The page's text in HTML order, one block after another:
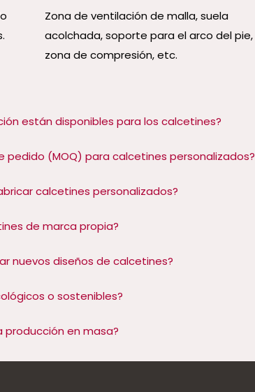
Zona de ventilación de malla, suela
acolchada, soporte para el arco del pie,
zona de compresión, etc.
están disponibles para los calcetines?
pedido (MOQ) para calcetines personalizados?
calcetines personalizados?
de marca propia?
nuevos diseños de calcetines?
o sostenibles?
en masa?